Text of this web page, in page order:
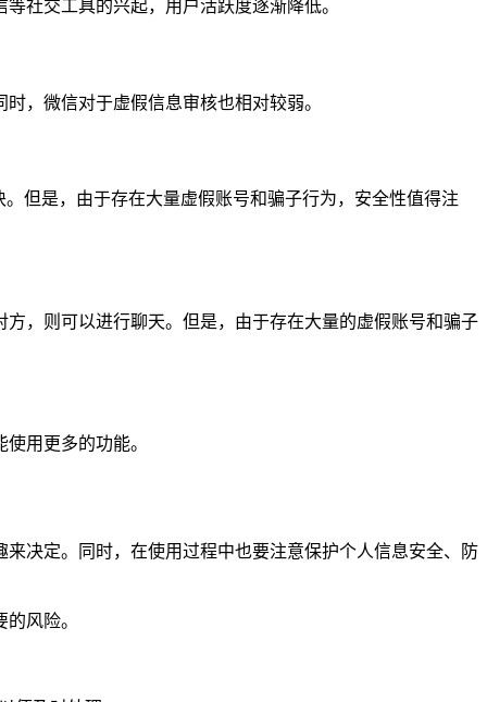
社交工具的兴起，用户活跃度逐渐降低。
，微信对于虚假信息审核也相对较弱。
但是，由于存在大量虚假账号和骗子行为，安全性值得注
，则可以进行聊天。但是，由于存在大量的虚假账号和骗子
用更多的功能。
决定。同时，在使用过程中也要注意保护个人信息安全、防
风险。